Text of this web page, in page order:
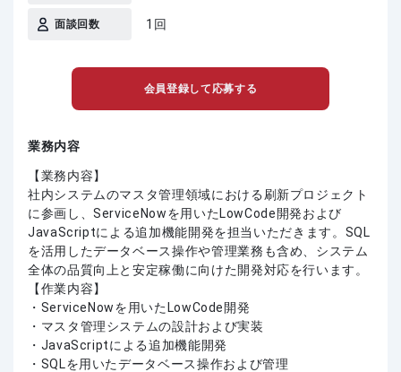
面談回数 1回
会員登録して応募する
業務内容
【業務内容】
社内システムのマスタ管理領域における刷新プロジェクト
に参画し、ServiceNowを用いたLowCode開発および
JavaScriptによる追加機能開発を担当いただきます。SQL
を活用したデータベース操作や管理業務も含め、システム
全体の品質向上と安定稼働に向けた開発対応を行います。
【作業内容】
・ServiceNowを用いたLowCode開発
・マスタ管理システムの設計および実装
・JavaScriptによる追加機能開発
・SQLを用いたデータベース操作および管理